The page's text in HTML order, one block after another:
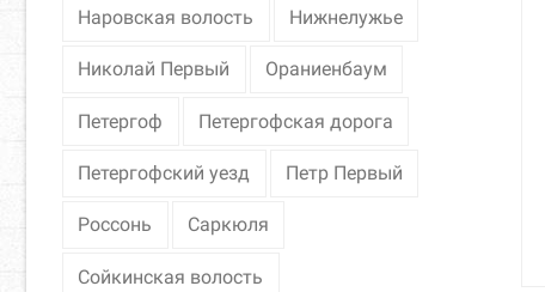
Наровская волость Нижнелужье
Николай Первый Ораниенбаум
Петергоф Петергофская дорога
Петергофский уезд Петр Первый
Россонь Саркюля
Сойкинская волость